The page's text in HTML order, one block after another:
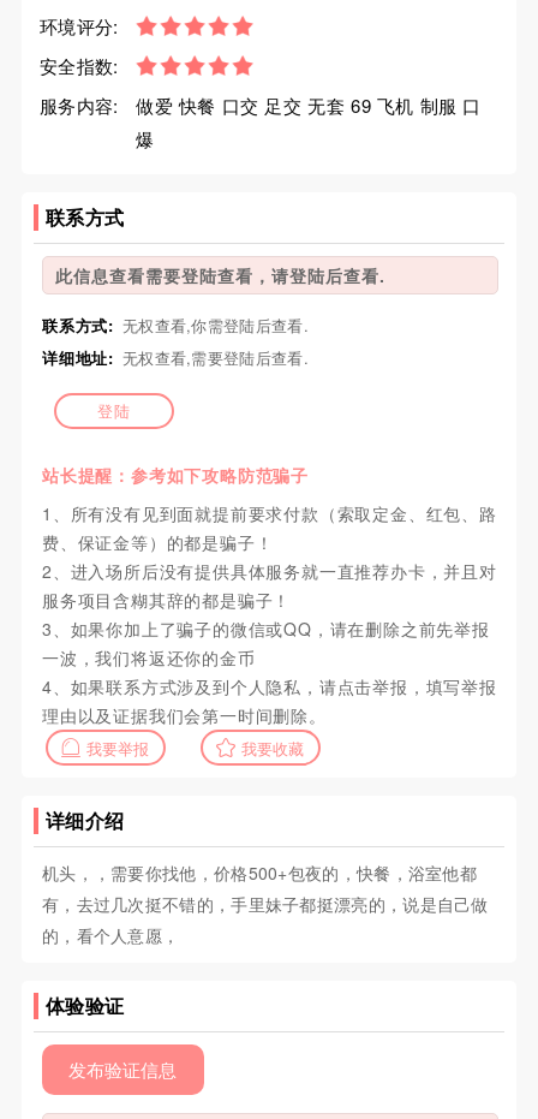
环境评分:
安全指数:
服务内容:
做爱 快餐 口交 足交 无套 69 飞机 制服 口
爆
联系方式
此信息查看需要登陆查看，请登陆后查看.
联系方式: 无权查看,你需登陆后查看.
详细地址: 无权查看,需要登陆后查看.
登陆
站长提醒：参考如下攻略防范骗子
1、所有没有见到面就提前要求付款（索取定金、红包、路
费、保证金等）的都是骗子！
2、进入场所后没有提供具体服务就一直推荐办卡，并且对
服务项目含糊其辞的都是骗子！
3、如果你加上了骗子的微信或QQ，请在删除之前先举报
一波，我们将返还你的金币
4、如果联系方式涉及到个人隐私，请点击举报，填写举报
理由以及证据我们会第一时间删除。
我要举报 我要收藏
详细介绍
机头，，需要你找他，价格500+包夜的，快餐，浴室他都
有，去过几次挺不错的，手里妹子都挺漂亮的，说是自己做
的，看个人意愿，
体验验证
发布验证信息